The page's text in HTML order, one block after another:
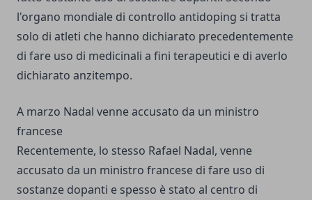
l'organo mondiale di controllo antidoping si tratta
solo di atleti che hanno dichiarato precedentemente
di fare uso di medicinali a fini terapeutici e di averlo
dichiarato anzitempo.
A marzo Nadal venne accusato da un ministro
francese
Recentemente, lo stesso Rafael Nadal, venne
accusato da un ministro francese di fare uso di
sostanze dopanti e spesso è stato al centro di